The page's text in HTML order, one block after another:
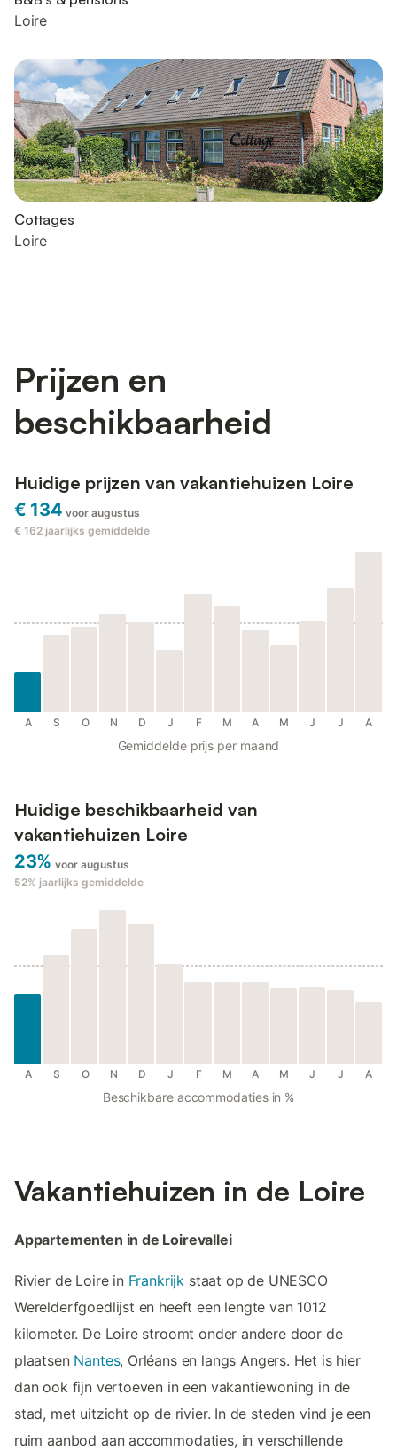
Loire
Cottages
Loire
Prijzen en
beschikbaarheid
Huidige prijzen van vakantiehuizen Loire
€ 134 voor augustus
€ 162 jaarlijks gemiddelde
A S O N D J F M A M J J A
Gemiddelde prijs per maand
Huidige beschikbaarheid van
vakantiehuizen Loire
23% voor augustus
52% jaarlijks gemiddelde
A S O N D J F M A M J J A
Beschikbare accommodaties in %
Vakantiehuizen in de Loire
Appartementen in de Loirevallei
Rivier de Loire in Frankrijk staat op de UNESCO
Werelderfgoedlijst en heeft een lengte van 1012
kilometer. De Loire stroomt onder andere door de
plaatsen Nantes, Orléans en langs Angers. Het is hier
dan ook fijn vertoeven in een vakantiewoning in de
stad, met uitzicht op de rivier. In de steden vind je een
ruim aanbod aan accommodaties, in verschillende